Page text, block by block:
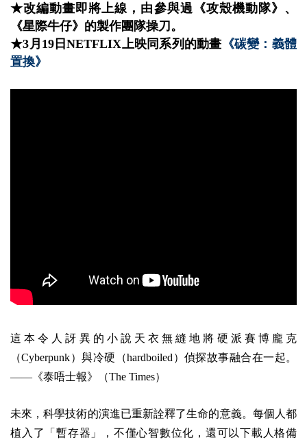
★改編動畫即將上線，由參與過《攻殼機動隊》、
《星際牛仔》的製作團隊操刀。
★3月19日NETFLIX上映同系列的動畫 《碳變：義體
置換》
這本令人訝異的小說天衣無縫地將硬派賽博龐克
（Cyberpunk）與冷硬（hardboiled）偵探故事融合在一起。
——《泰唔士報》（The Times）
未來，科學技術的演進已重新詮釋了生命的意義。每個人都
植入了「暫存器」，不僅心智數位化，還可以下載人格備